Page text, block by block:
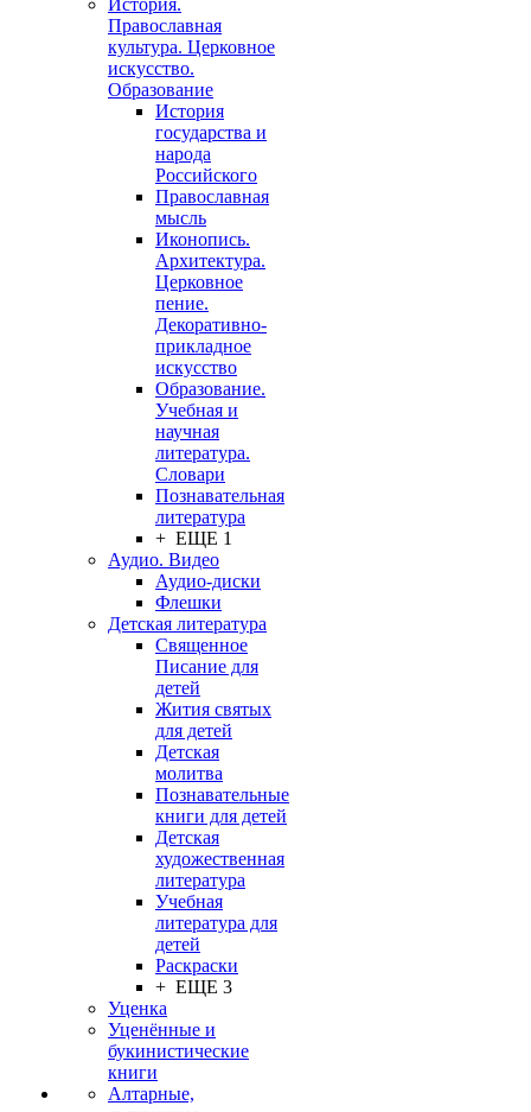
История.
Православная
культура. Церковное
искусство.
Образование
История
государства и
народа
Российского
Православная
мысль
Иконопись.
Архитектура.
Церковное
пение.
Декоративно-
прикладное
искусство
Образование.
Учебная и
научная
литература.
Словари
Познавательная
литература
+ ЕЩЕ 1
Аудио. Видео
Аудио-диски
Флешки
Детская литература
Священное
Писание для
детей
Жития святых
для детей
Детская
молитва
Познавательные
книги для детей
Детская
художественная
литература
Учебная
литература для
детей
Раскраски
+ ЕЩЕ 3
Уценка
Уценённые и
букинистические
книги
Алтарные,